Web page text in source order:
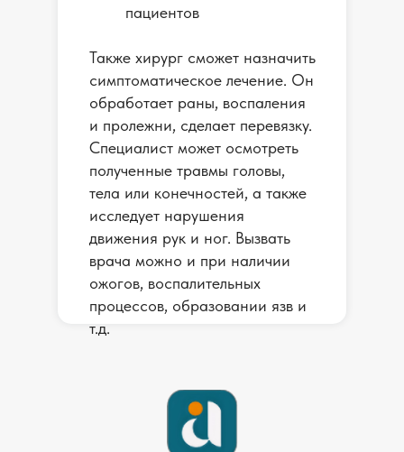
пациентов
Также хирург сможет назначить
симптоматическое лечение. Он
обработает раны, воспаления
и пролежни, сделает перевязку.
Специалист может осмотреть
полученные травмы головы,
тела или конечностей, а также
исследует нарушения
движения рук и ног. Вызвать
врача можно и при наличии
ожогов, воспалительных
процессов, образовании язв и
т.д.